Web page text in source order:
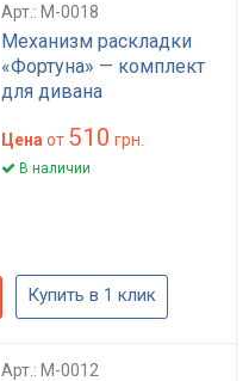
Арт.: M-0018
Механизм раскладки
«Фортуна» — комплект
для дивана
Цена от 510 грн.
В наличии
Купить в 1 клик
Арт.: M-0012